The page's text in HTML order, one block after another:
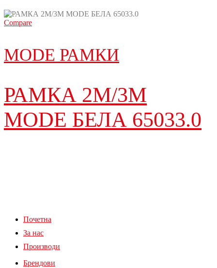
Compare
MODE РАМКИ
РАМКА 2M/3М
MODE БЕЛА 65033.0
Почетна
За нас
Производи
Брендови